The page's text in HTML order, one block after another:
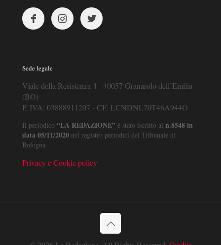
Sede legale
Viale della Resistenza 4 - 40057 Granarolo dell’Emilia
(BO)
P. IVA: 03888911207 - CF: LCNDNL70T46A944O
Il periodico “LA REDAZIONE” è stato iscritto al n.8548 in
data 05/11/2020 nel registro periodici del Tribunale di
Bologna.
Privacy e Cookie policy